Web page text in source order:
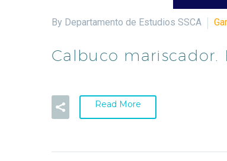
By Departamento de Estudios SSCA
Calbuco
Read More